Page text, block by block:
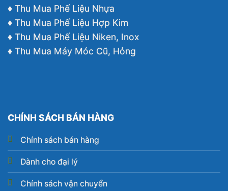
♦ Thu Mua Phế Liệu Nhựa
♦ Thu Mua Phế Liệu Hợp Kim
♦ Thu Mua Phế Liệu Niken, Inox
♦ Thu Mua Máy Móc Cũ, Hỏng
CHÍNH SÁCH BÁN HÀNG
Chính sách bán hàng
Dành cho đại lý
Chính sách vận chuyển